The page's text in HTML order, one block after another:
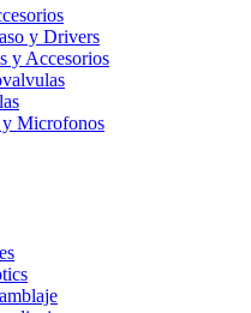
y Drivers
y Accesorios
y Microfonos